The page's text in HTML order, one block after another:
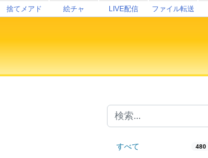
捨てメアド 絵チャ LIVE配信 ファイル転送
すべて 480